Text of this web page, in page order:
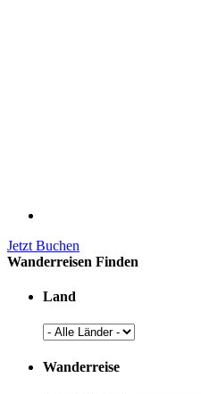
Jetzt Buchen
Wanderreisen Finden
Land
Wanderreise